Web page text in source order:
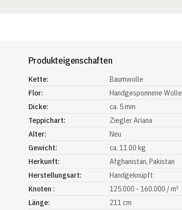
Produkteigenschaften
Kette:
Baumwolle
Flor:
Handgesponnene Wolle
Dicke:
ca. 5 mm
Teppichart:
Ziegler Ariana
Alter:
Neu
Gewicht:
ca. 11.00 kg
Herkunft:
Afghanistan, Pakistan
Herstellungsart:
Handgeknüpft
Knoten :
125.000 - 160.000 / m²
Länge:
211 cm